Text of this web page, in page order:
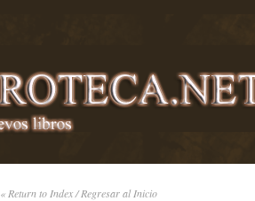
« Return to Index / Regresar al Inicio